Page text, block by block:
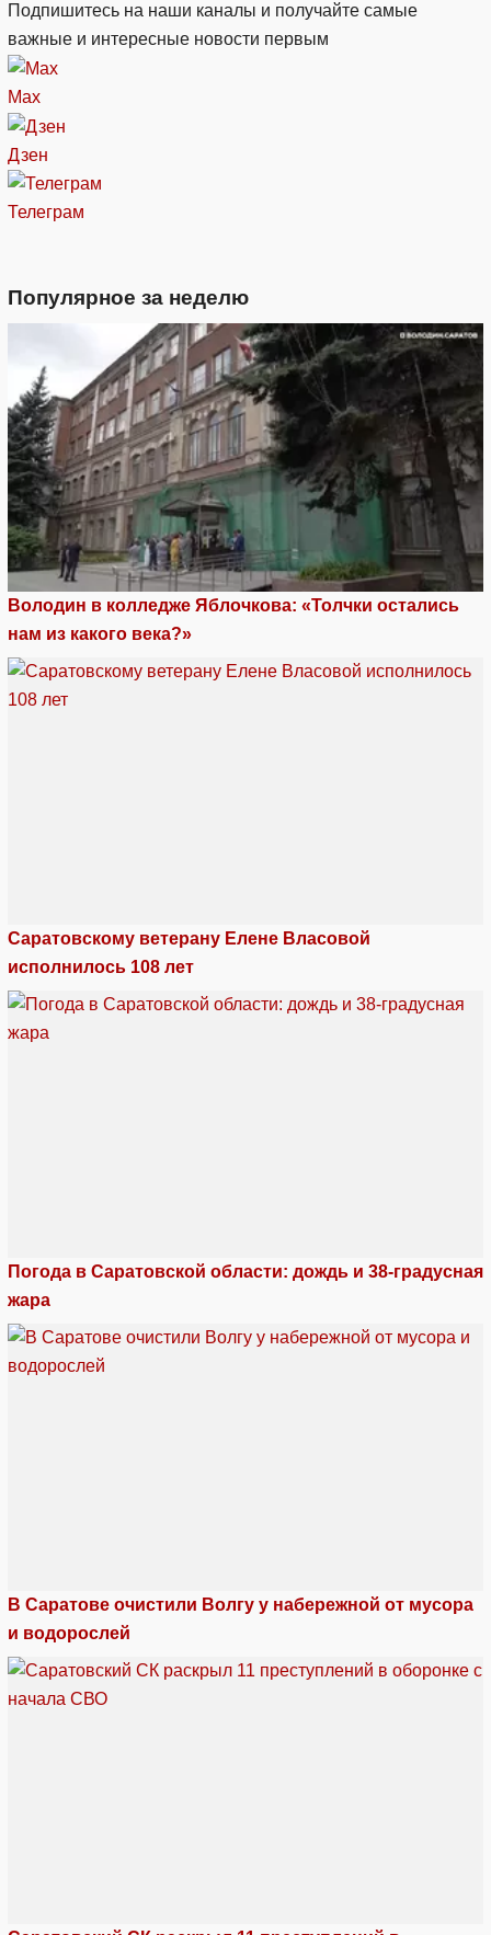
Подпишитесь на наши каналы и получайте самые
важные и интересные новости первым
Max
Дзен
Телеграм
Популярное за неделю
Володин в колледже Яблочкова: «Толчки остались
нам из какого века?»
Саратовскому ветерану Елене Власовой
исполнилось 108 лет
Погода в Саратовской области: дождь и 38-градусная
жара
В Саратове очистили Волгу у набережной от мусора
и водорослей